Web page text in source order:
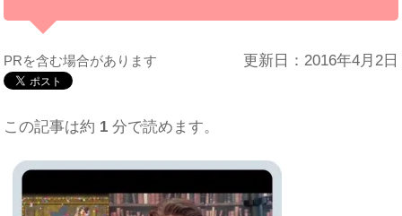
PRを含む場合があります 更新日：2016年4月2日
この記事は約 1 分で読めます。